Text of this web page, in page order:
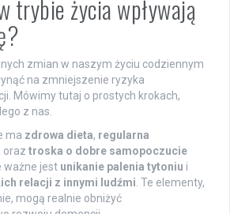
trybie życia wpływają
zmian w naszym życiu codziennym
na zmniejszenie ryzyka
Mówimy tutaj o prostych krokach,
z nas.
ma zdrowa dieta, regularna
oraz troska o dobre samopoczucie
ważne jest unikanie palenia tytoniu i
relacji z innymi ludźmi. Te elementy,
mogą realnie obniżyć